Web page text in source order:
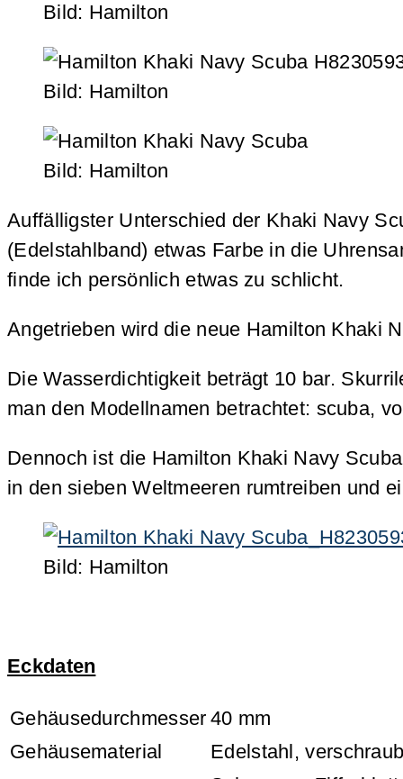
Bild: Hamilton
Bild: Hamilton
Bild: Hamilton
Auffälligster Unterschied der Khaki Navy
(Edelstahlband) etwas Farbe in die
finde ich persönlich etwas zu schlicht.
Angetrieben wird die neue Hamilton Khaki
Die Wasserdichtigkeit beträgt 10 bar.
man den Modellnamen betrachtet: scuba,
Dennoch ist die Hamilton Khaki Navy
in den sieben Weltmeeren rumtreiben und
Bild: Hamilton
Eckdaten
Gehäusedurchmesser 40 mm
Gehäusematerial
Edelstahl,